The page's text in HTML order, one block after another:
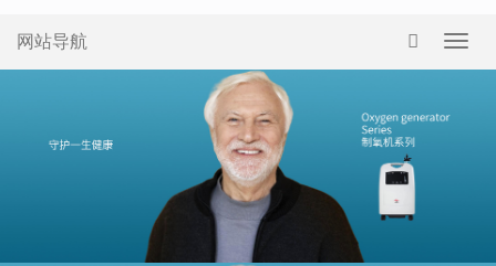
网站导航